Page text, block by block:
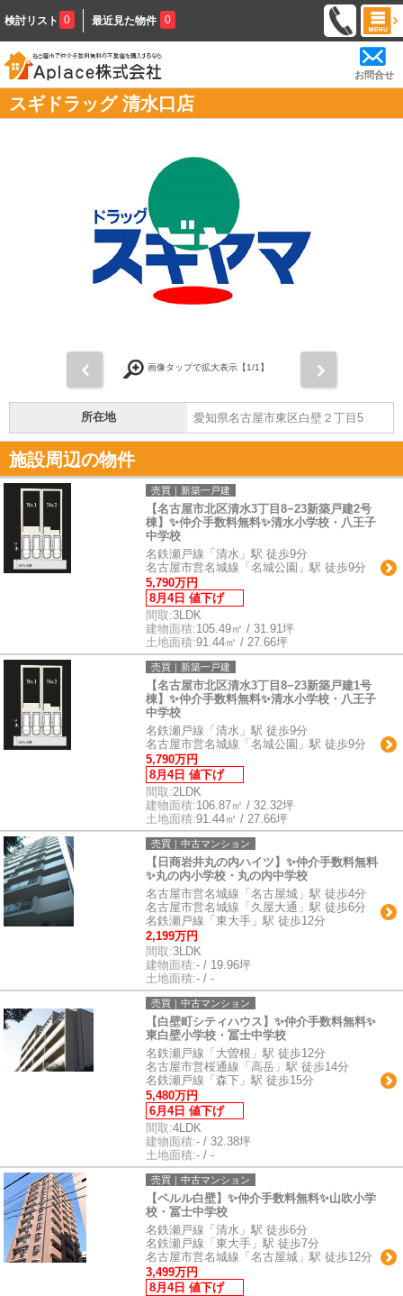
検討リスト 0 最近見た物件 0
お問合せ
スギドラッグ 清水口店
画像タップで拡大表示【1/1】
所在地 愛知県名古屋市東区白壁２丁目5
施設周辺の物件
売買｜新築一戸建
【名古屋市北区清水3丁目8−23新築戸建2号
棟】✨️仲介手数料無料✨️清水小学校・八王子
中学校
名鉄瀬戸線「清水」駅 徒歩9分
名古屋市営名城線「名城公園」駅 徒歩9分
5,790万円
8月4日 値下げ
間取:3LDK
建物面積:105.49㎡ / 31.91坪
土地面積:91.44㎡ / 27.66坪
売買｜新築一戸建
【名古屋市北区清水3丁目8−23新築戸建1号
棟】✨️仲介手数料無料✨️清水小学校・八王子
中学校
名鉄瀬戸線「清水」駅 徒歩9分
名古屋市営名城線「名城公園」駅 徒歩9分
5,790万円
8月4日 値下げ
間取:2LDK
建物面積:106.87㎡ / 32.32坪
土地面積:91.44㎡ / 27.66坪
売買｜中古マンション
【日商岩井丸の内ハイツ】✨️仲介手数料無料
✨️丸の内小学校・丸の内中学校
名古屋市営名城線「名古屋城」駅 徒歩4分
名古屋市営名城線「久屋大通」駅 徒歩6分
名鉄瀬戸線「東大手」駅 徒歩12分
2,199万円
間取:3LDK
建物面積:- / 19.96坪
土地面積:- / -
売買｜中古マンション
【白壁町シティハウス】✨️仲介手数料無料✨️
東白壁小学校・冨士中学校
名鉄瀬戸線「大曽根」駅 徒歩12分
名古屋市営桜通線「高岳」駅 徒歩14分
名鉄瀬戸線「森下」駅 徒歩15分
5,480万円
6月4日 値下げ
間取:4LDK
建物面積:- / 32.38坪
土地面積:- / -
売買｜中古マンション
【ペルル白壁】✨️仲介手数料無料✨️山吹小学
校・冨士中学校
名鉄瀬戸線「清水」駅 徒歩6分
名鉄瀬戸線「東大手」駅 徒歩7分
名古屋市営名城線「名古屋城」駅 徒歩12分
3,499万円
8月4日 値下げ